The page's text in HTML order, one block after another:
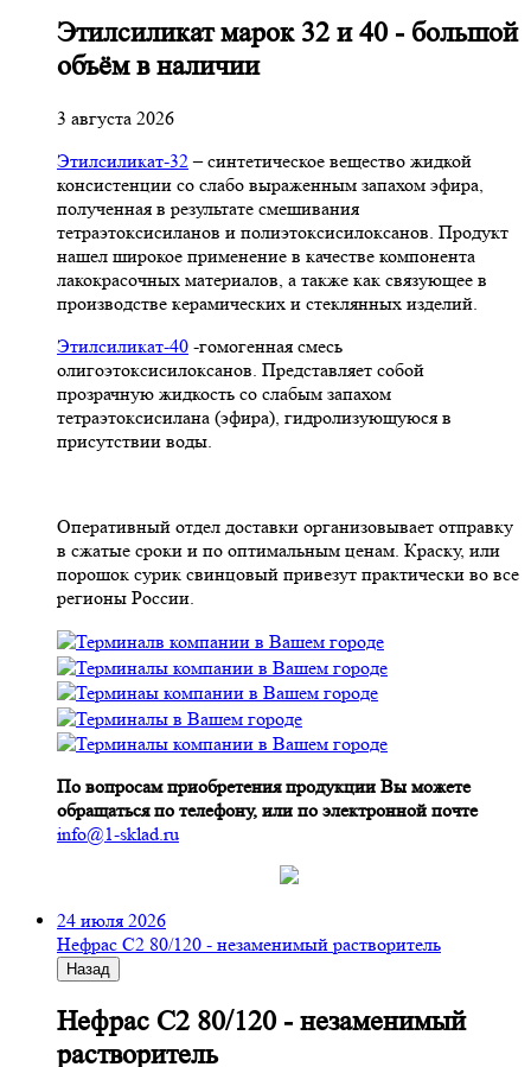
Этилсиликат марок 32 и 40 - большой
объём в наличии
3 августа 2026
Этилсиликат-32– синтетическое вещество жидкой
консистенции со слабо выраженным запахом эфира,
полученная в результате смешивания
тетpаэтоксисиланов и полиэтоксисилоксанов. Продукт
нашел широкое применение в качестве компонента
лакокрасочных материалов, а также как связующее в
производстве керамических и стеклянных изделий.
Этилсиликат-40 -гомогенная смесь
олигоэтоксисилоксанов. Представляет собой
прозрачную жидкость со слабым запахом
тетраэтоксисилана (эфира), гидролизующуюся в
присутствии воды.
Оперативный отдел доставки организовывает отправку
в сжатые сроки и по оптимальным ценам. Краску, или
порошок сурик свинцовый привезут практически во все
регионы России.
По вопросам приобретения продукции Вы можете
обращаться по телефону, или по электронной почте
info@1-sklad.ru
24 июля 2026
Нефрас С2 80/120 - незаменимый растворитель
Назад
Нефрас С2 80/120 - незаменимый
растворитель